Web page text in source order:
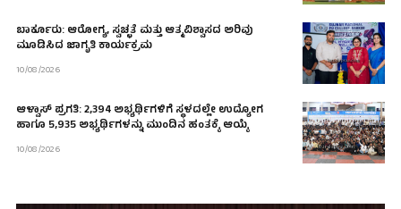
ಬಾರ್ಕೂರು: ಆರೋಗ್ಯ, ಸ್ವಚ್ಛತೆ ಮತ್ತು ಆತ್ಮವಿಶ್ವಾಸದ ಅರಿವು
ಮೂಡಿಸಿದ ಜಾಗೃತಿ ಕಾರ್ಯಕ್ರಮ
10/08/2026
ಆಳ್ವಾಸ್ ಪ್ರಗತಿ: 2,394 ಅಭ್ಯರ್ಥಿಗಳಿಗೆ ಸ್ಥಳದಲ್ಲೇ ಉದ್ಯೋಗ
ಹಾಗೂ 5,935 ಅಭ್ಯರ್ಥಿಗಳನ್ನು ಮುಂದಿನ ಹಂತಕ್ಕೆ ಆಯ್ಕೆ
10/08/2026